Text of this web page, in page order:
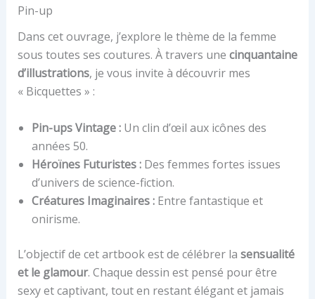
Pin-up
Dans cet ouvrage, j’explore le thème de la femme
sous toutes ses coutures. À travers une cinquantaine
d’illustrations, je vous invite à découvrir mes
« Bicquettes » :
Pin-ups Vintage :Un clin d’œil aux icônes des
années 50.
Héroïnes Futuristes :Des femmes fortes issues
d’univers de science-fiction.
Créatures Imaginaires :Entre fantastique et
onirisme.
L’objectif de cet artbook est de célébrer la sensualité
et le glamour. Chaque dessin est pensé pour être
sexy et captivant, tout en restant élégant et jamais